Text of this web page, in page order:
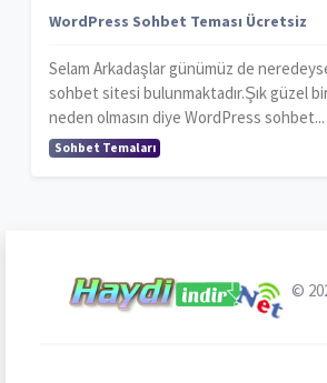
WordPress Sohbet Teması Ücretsiz
Selam Arkadaşlar günümüz de
sohbet sitesi bulunmaktadır.Şık güzel
neden olmasın diye WordPress sohbet...
Sohbet Temaları
©